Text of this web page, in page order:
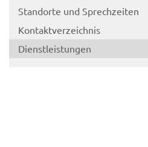
Stand­or­te und Sprech­zei­ten
Kon­takt­ver­zeich­nis
Dienst­leis­tun­gen